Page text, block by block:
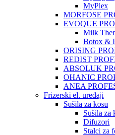
MyPlex
MORFOSE
EVOQUE
Milk
Botox &
ORISING
REDIST
ABSOLUK
OHANIC
ANEA
Frizerski el. uređaji
Sušila za kosu
Sušila za
Difuzori
Stalci za